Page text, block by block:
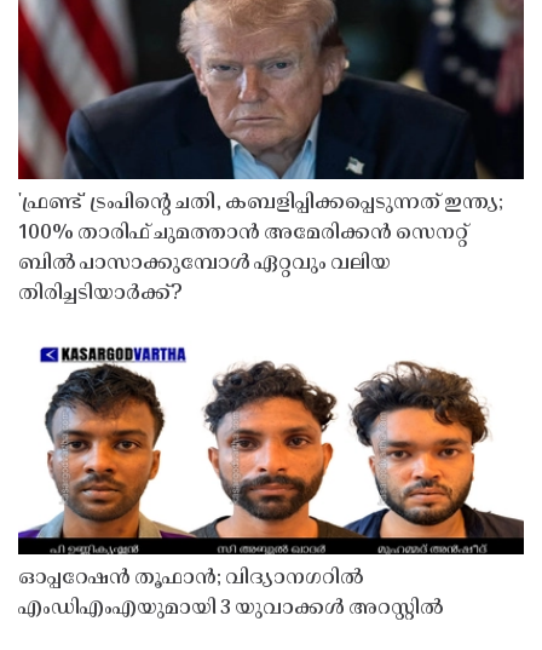
'ഫ്രണ്ട്' ട്രംപിന്റെ ചതി, കബളിപ്പിക്കപ്പെടുന്നത് ഇന്ത്യ;
100% താരിഫ് ചുമത്താൻ അമേരിക്കൻ സെനറ്റ്
ബിൽ പാസാക്കുമ്പോൾ ഏറ്റവും വലിയ
തിരിച്ചടിയാർക്ക്?
ഓപ്പറേഷൻ തൂഫാൻ; വിദ്യാനഗറിൽ
എംഡിഎംഎയുമായി 3 യുവാക്കൾ അറസ്റ്റിൽ